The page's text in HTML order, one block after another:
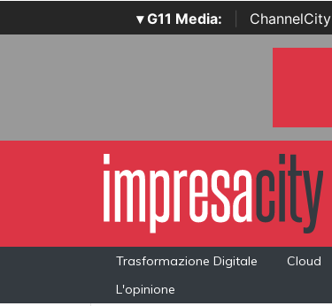
▾ G11 Media: ChannelCity
Trasformazione Digitale Cloud
L'opinione